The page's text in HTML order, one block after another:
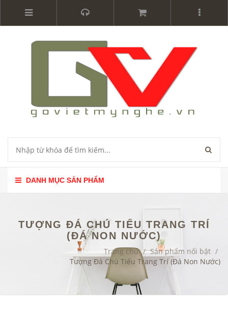
DANH MỤC SẢN PHẨM
TƯỢNG ĐÁ CHÚ TIỂU TRANG TRÍ
(ĐÁ NON NƯỚC)
Trang chủ / Sản phẩm nổi bật /
Tượng Đá Chú Tiểu Trang Trí (Đá Non Nước)